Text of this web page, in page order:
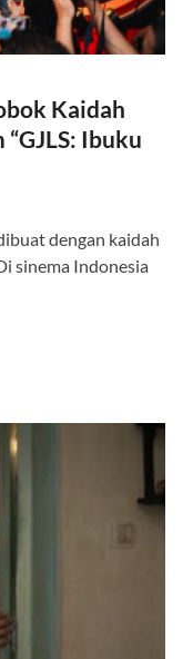
Kaidah
Ibuku
dengan kaidah
sinema Indonesia